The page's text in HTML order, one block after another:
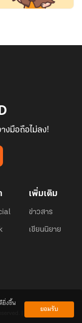
งมือถือไม่ลง!
เพิ่มเติม
ข่าวสาร
เขียนนิยาย
งขึ้น
ยอมรับ